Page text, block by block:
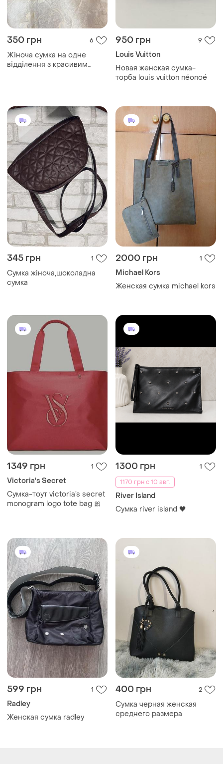
350 грн 6
Жіноча сумка на одне
відділення з красивим
950 грн 9
Louis Vuitton
Новая женская сумка-
торба louis vuitton néonoé
345 грн 1
Сумка жіноча,шоколадна
сумка
2000 грн 1
Michael Kors
Женская сумка michael kors
1349 грн 1
Victoria's Secret
Сумка-тоут victoria’s secret
monogram logo tote bag 🎀
1300 грн
1
1170 грн с 10 авг.
River Island
Сумка river island 🖤
599 грн 1
Radley
Женская сумка radley
400 грн 2
Сумка черная женская
среднего размера